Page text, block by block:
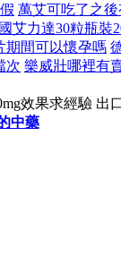
萬艾可吃了之後
艾力達30粒瓶裝
期間可以懷孕嗎
次 樂威壯哪裡有
效果求經驗 出
中藥